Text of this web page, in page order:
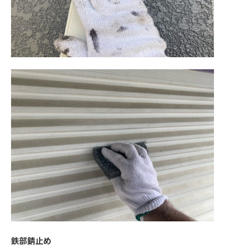
鉄部錆止め